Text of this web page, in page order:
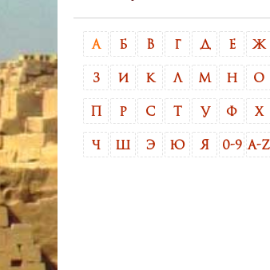
А Б В Г Д Е Ж
З И К Л М Н О
Р С Т У Ф Х
Ч Э Ю Я 0-9 A-Z